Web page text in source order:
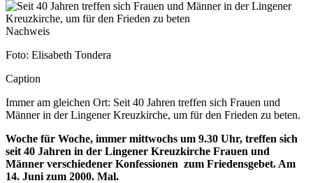
Nachweis
Foto: Elisabeth Tondera
Caption
Immer am gleichen Ort: Seit 40 Jahren treffen sich Frauen und
Männer in der Lingener Kreuzkirche, um für den Frieden zu beten.
Woche für Woche, immer mittwochs um 9.30 Uhr, treffen sich
seit 40 Jahren in der Lingener Kreuzkirche Frauen und
Männer verschiedener Konfessionen zum Friedensgebet. Am
14. Juni zum 2000. Mal.